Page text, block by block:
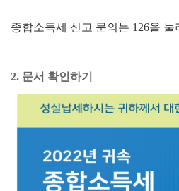
종합소득세 신고 문의는 126을
2. 문서 확인하기